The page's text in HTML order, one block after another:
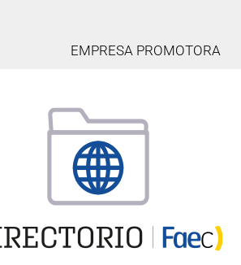
EMPRESA PROMOTORA